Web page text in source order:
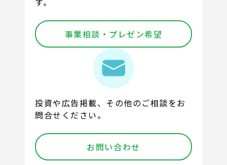
事業相談・プレゼン希望
投資や広告掲載、その他のご相談をお
問合せください。
お問い合わせ